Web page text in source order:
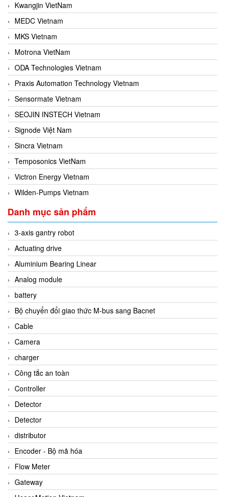
Kwangjin VietNam
MEDC Vietnam
MKS Vietnam
Motrona VietNam
ODA Technologies Vietnam
Praxis Automation Technology Vietnam
Sensormate Vietnam
SEOJIN INSTECH Vietnam
Signode Việt Nam
Sincra Vietnam
Temposonics VietNam
Victron Energy Vietnam
Wilden-Pumps Vietnam
Danh mục sản phẩm
3-axis gantry robot
Actuating drive
Aluminium Bearing Linear
Analog module
battery
Bộ chuyển đổi giao thức M-bus sang Bacnet
Cable
Camera
charger
Công tắc an toàn
Controller
Detector
Detector
distributor
Encoder - Bộ mã hóa
Flow Meter
Gateway